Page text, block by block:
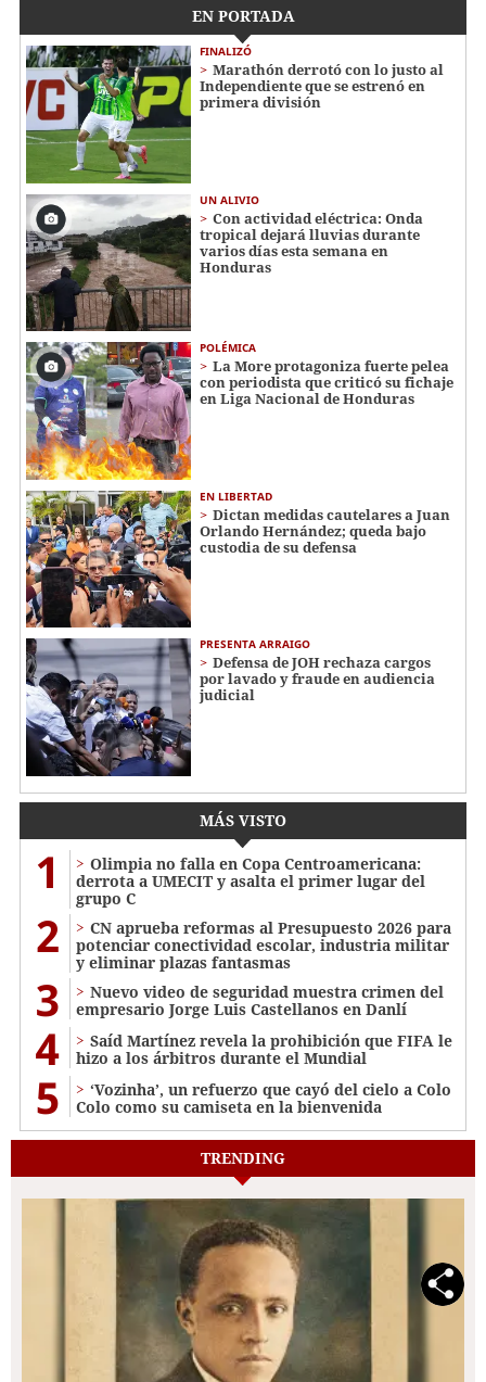
EN PORTADA
FINALIZÓ
Marathón derrotó con lo justo al
Independiente que se estrenó en
primera división
UN ALIVIO
Con actividad eléctrica: Onda
tropical dejará lluvias durante
varios días esta semana en
Honduras
POLÉMICA
La More protagoniza fuerte pelea
con periodista que criticó su fichaje
en Liga Nacional de Honduras
EN LIBERTAD
Dictan medidas cautelares a Juan
Orlando Hernández; queda bajo
custodia de su defensa
PRESENTA ARRAIGO
Defensa de JOH rechaza cargos
por lavado y fraude en audiencia
judicial
MÁS VISTO
1
Olimpia no falla en Copa Centroamericana:
derrota a UMECIT y asalta el primer lugar del
grupo C
2
CN aprueba reformas al Presupuesto 2026 para
potenciar conectividad escolar, industria militar
y eliminar plazas fantasmas
3
Nuevo video de seguridad muestra crimen del
empresario Jorge Luis Castellanos en Danlí
4
Saíd Martínez revela la prohibición que FIFA le
hizo a los árbitros durante el Mundial
5
‘Vozinha’, un refuerzo que cayó del cielo a Colo
Colo como su camiseta en la bienvenida
TRENDING